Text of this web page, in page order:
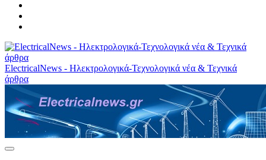
ElectricalNews - Ηλεκτρολογικά-Τεχνολογικά νέα & Τεχνικά
άρθρα